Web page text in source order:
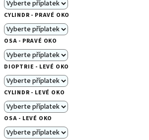
CYLINDR - PRAVÉ OKO
OSA - PRAVÉ OKO
DIOPTRIE - LEVÉ OKO
CYLINDR - LEVÉ OKO
OSA - LEVÉ OKO